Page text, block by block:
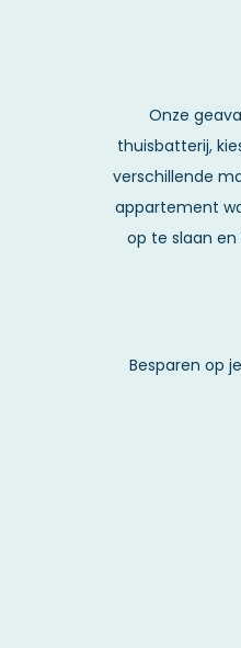
Onze
thuisbatterij,
verschillende
appartement
op te slaan
Besparen op